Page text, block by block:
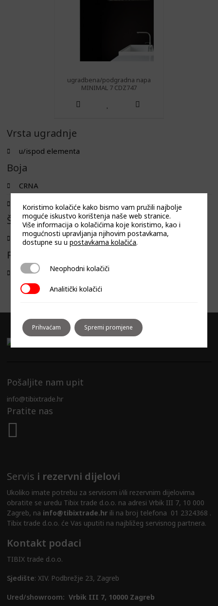
ugradbena/podgradna napa
MINIMAL 7 CDZ747
Vrsta ugradnje
u/ispod elementa
Boja
CRNA
INOX
Širina
74
Filtriraj prema linija
MINIMAL 7
Pošaljite nam upit
info@tibixtrade.hr
Pratite nas
Servis i rezervni dijelovi
Ukoliko imate potrebu za servisom i/ili rezervnim dijelovima
obratite se uredu Tibix trade d.o.o. na adresi Vrbik III 7, 10 000
Zagreb, na info@tibixtrade.hrili na broj telefona 01 2324368 .
Tibix trade d.o.o. će Vas uputiti na najbližeg servisnog partnera.
Kontakt podaci
TIBIX trade d.o.o.
Sjedište: XIV. Podbrežje 23, Zagreb
Ured/showroom: Vrbik III 7, 10000 Zagreb
Koristimo kolačiće kako bismo vam pružili najbolje
moguće iskustvo korištenja naše web stranice.
Više informacija o kolačićima koje koristimo, kao i
mogućnosti upravljanja njihovim postavkama,
dostupne su upostavkama kolačića.
Neophodni kolačiči
Neophodni kolačiči
Analitički kolačići
Analitički kolačići
Prihvaćam Spremi promjene